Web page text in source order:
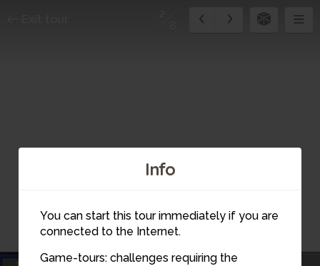
Info
You can start this tour immediately if you are
connected to the Internet.
Game-tours: challenges requiring the